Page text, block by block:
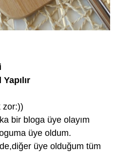
zor:))
bir bloga üye olayım
üye oldum.
üye olduğum tüm